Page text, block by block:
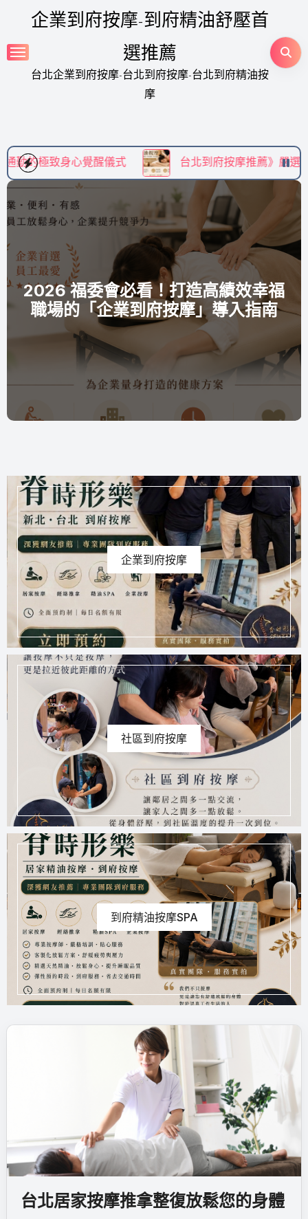
content
企業到府按摩-到府精油舒壓首
選推薦
台北企業到府按摩-台北到府按摩-台北到府精油按
摩
台北到府按摩推薦》嚴選頂級居家 SPA，享受免出
高績效幸福
導入指南
【HR 職場觀察】告
群」！企業按摩把專
公室，員工滿意度
企業到府按摩
社區到府按摩
到府精油按摩SPA
台北居家按摩推拿整復放鬆您的身體